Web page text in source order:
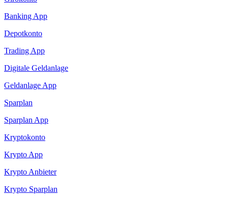
Banking App
Depotkonto
Trading App
Digitale Geldanlage
Geldanlage App
Sparplan
Sparplan App
Kryptokonto
Krypto App
Krypto Anbieter
Krypto Sparplan